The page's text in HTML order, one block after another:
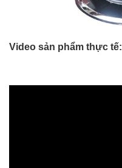
Video sản phẩm thực tế: